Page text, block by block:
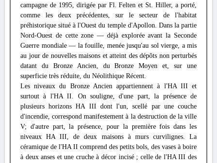
campagne de 1995, dirigée par Fl. Felten et St. Hiller, a porté,
comme les deux précédentes, sur le secteur de l'habitat
préhistorique situé à l'Ouest du temple d'Apollon. Dans la partie
Nord-Ouest de cette zone — déjà explorée avant la Seconde
Guerre mondiale — la fouille, menée jusqu'au sol vierge, a mis
au jour de nouvelles maisons et atteint des dépôts non perturbés
datant du Bronze Ancien, du Bronze Moyen et, sur une
superficie très réduite, du Néolithique Récent.
Les niveaux du Bronze Ancien appartiennent à l'ΗΑ III et
surtout à l'ΗΑ II. On souligne, d'une part, la présence de
plusieurs horizons HA III dont l'un, scellé par une couche
d'incendie, correspond manifestement à la destruction de la ville
V; d'autre part, la présence, pour la première fois dans les
niveaux HA III, de deux maisons à murs curvilignes. La
céramique de l'ΗΑ II comprend des petits bols, des vases à boire
à deux anses et une cruche à décor incisé ; celle de l'ΗΑ III des